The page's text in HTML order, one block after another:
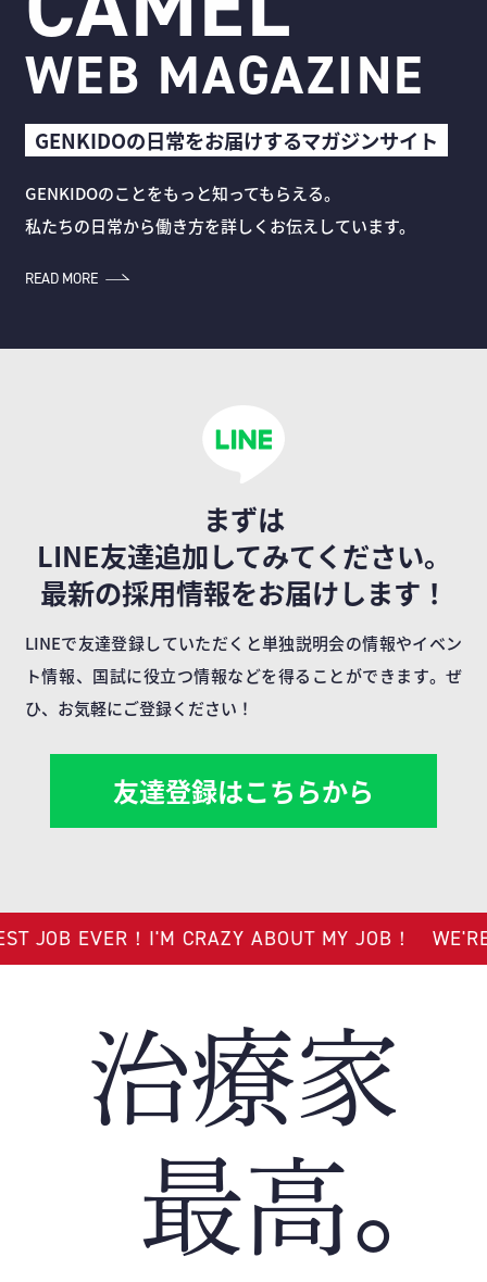
WEB MAGAZINE
GENKIDOの日常をお届けするマガジンサイト
GENKIDOのことをもっと知ってもらえる。
私たちの日常から働き方を詳しくお伝えしています。
READ MORE
まずは
LINE友達追加してみてください。
最新の採用情報をお届けします！
LINEで友達登録していただくと単独説明会の情報やイベン
ト情報、国試に役立つ情報などを得ることができます。ぜ
ひ、お気軽にご登録ください！
友達登録はこちらから
JOB EVER！I'M CRAZY ABOUT MY JOB！
治療家
最高。